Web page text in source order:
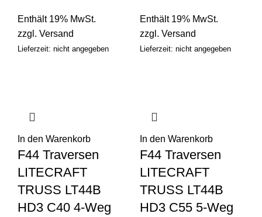
Enthält 19% MwSt.
zzgl. Versand
Lieferzeit: nicht angegeben
Enthält 19% MwSt.
zzgl. Versand
Lieferzeit: nicht angegeben
In den Warenkorb
F44 Traversen
LITECRAFT
TRUSS LT44B
HD3 C40 4-Weg
In den Warenkorb
F44 Traversen
LITECRAFT
TRUSS LT44B
HD3 C55 5-Weg